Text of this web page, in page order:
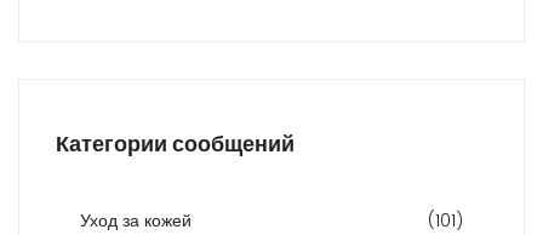
Категории сообщений
Уход за кожей (101)